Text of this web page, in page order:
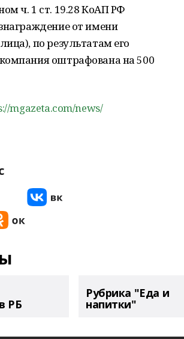
ч. 1 ст. 19.28 КоАП РФ
от имени
по результатам его
оштрафована на 500
mgazeta.com/news/
РБ
Рубрика "Еда и
напитки"